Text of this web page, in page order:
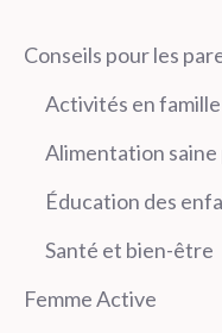
Conseils pour les
Activités en famille
Alimentation
Éducation des
Santé et bien-être
Femme Active